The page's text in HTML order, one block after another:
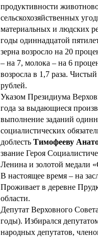
продуктивности
сельскохозяйственных
материальных и людских
годы одиннадцатой
зерна возросло на 20
– на 7, молока – на 6
возросла в 1,7 раза.
рублей.
Указом Президиума
года за выдающиеся
выполнение заданий
социалистических
доблесть Тимофееву
звание Героя
Ленина и золотой медали
В настоящее время – на
Проживает в деревне
области.
Депутат Верховного
годы). Избирался
народных депутатов,